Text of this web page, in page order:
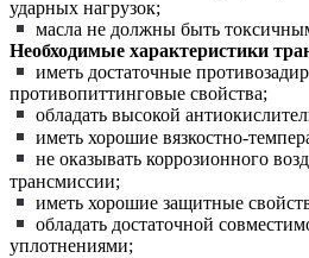
ударных нагрузок;
масла не должны быть
Необходимые характеристики
иметь достаточные
противопиттинговые свойства;
обладать высокой
иметь хорошие вязкостно-
не оказывать коррозионного
трансмиссии;
иметь хорошие защитные
обладать достаточной
уплотнениями;